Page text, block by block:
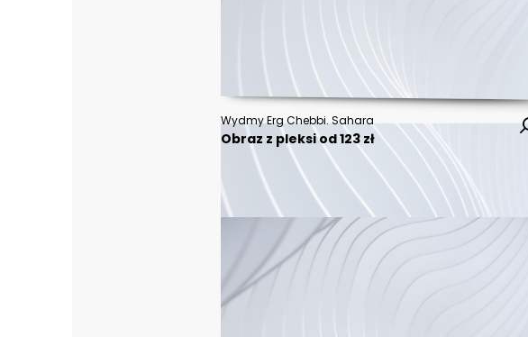
Wydmy Erg Chebbi. Sahara
Obraz z pleksi od 123 zł